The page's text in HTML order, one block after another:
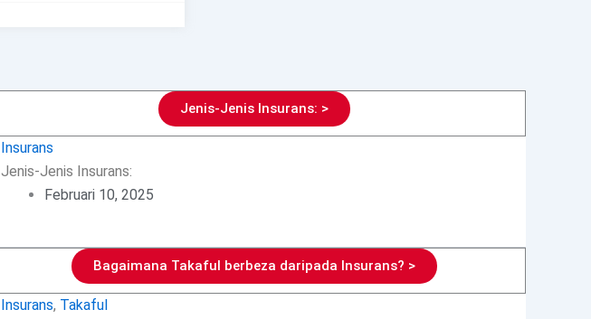
Jenis-Jenis Insurans: >
Insurans
Jenis-Jenis Insurans:
Februari 10, 2025
Bagaimana Takaful berbeza daripada Insurans? >
Insurans, Takaful